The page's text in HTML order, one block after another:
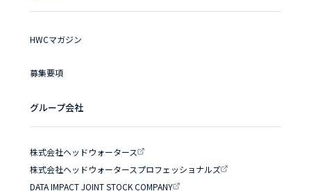
HWCマガジン
募集要項
グループ会社
株式会社ヘッドウォータース
株式会社ヘッドウォータースプロフェッショナルズ
DATA IMPACT JOINT STOCK COMPANY